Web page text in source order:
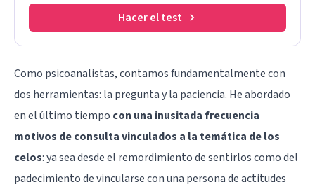
Hacer el test
Como psicoanalistas, contamos fundamentalmente con
dos herramientas: la pregunta y la paciencia. He abordado
en el último tiempo con una inusitada frecuencia
motivos de consulta vinculados a la temática de los
celos: ya sea desde el remordimiento de sentirlos como del
padecimiento de vincularse con una persona de actitudes